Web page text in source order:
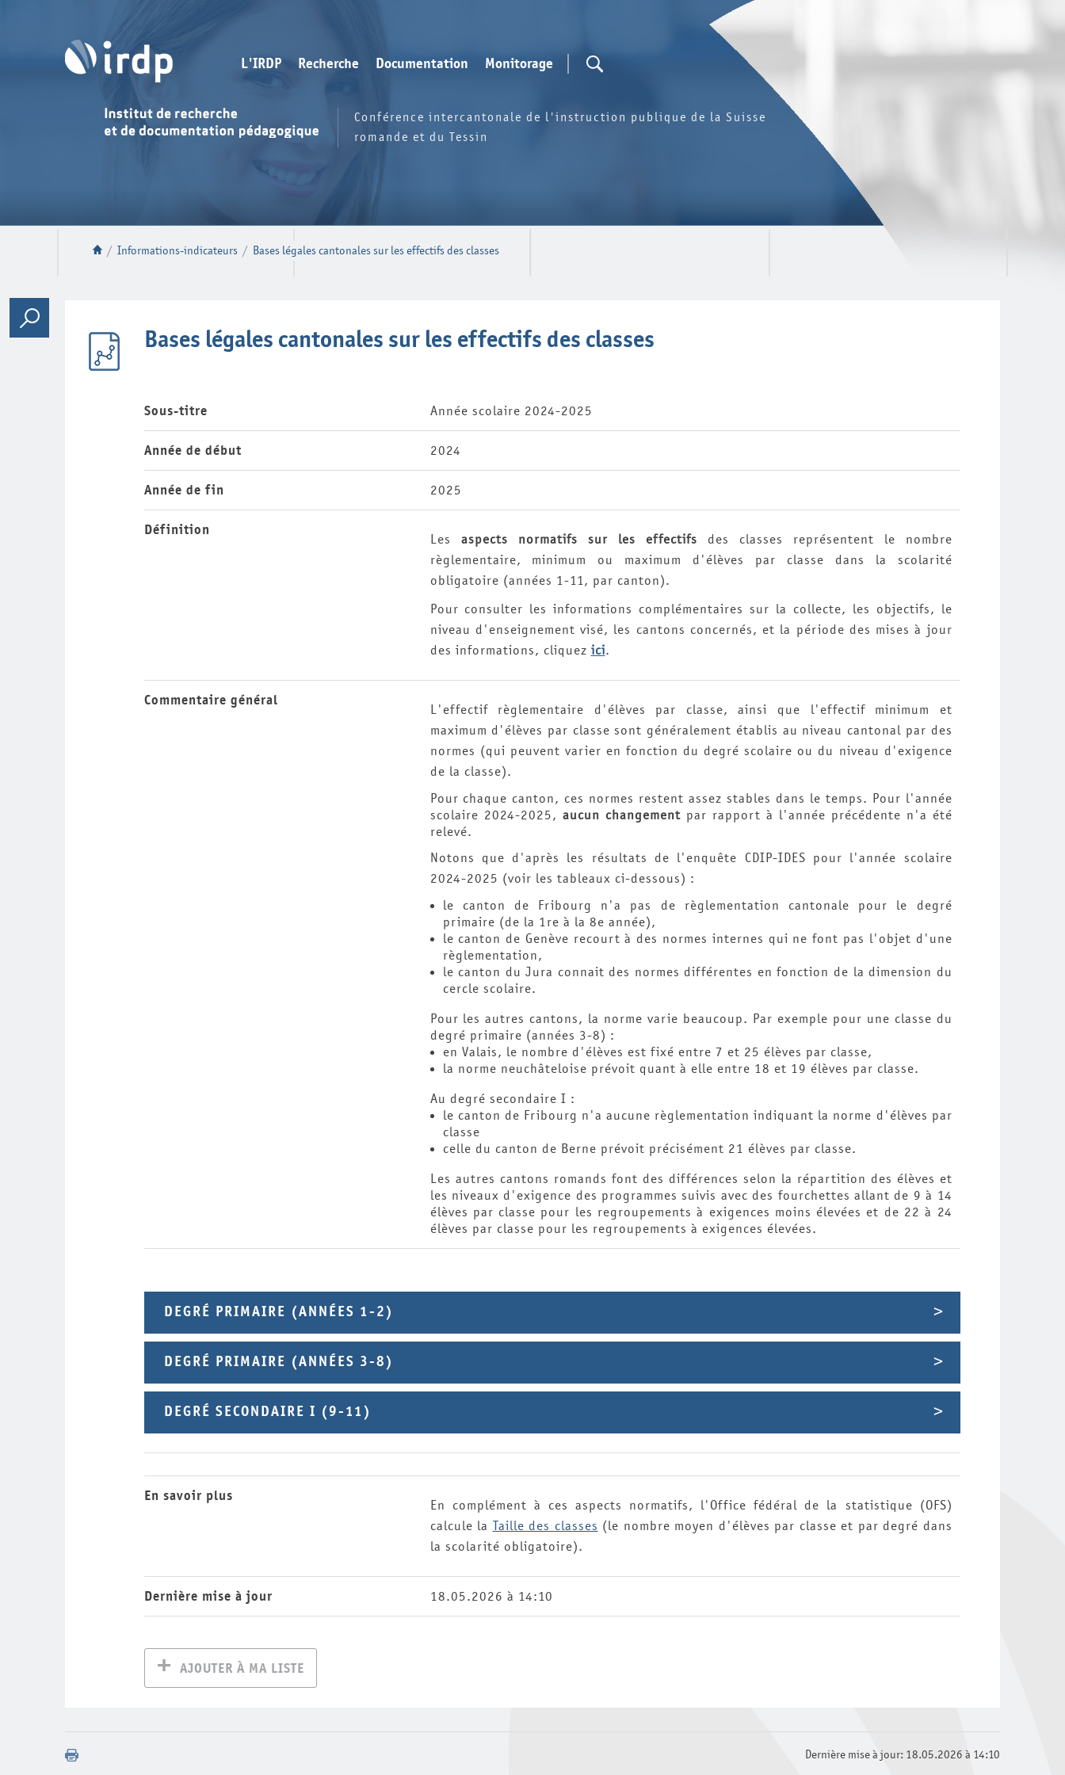
L'IRDP Recherche Documentation Monitorage
Conférence intercantonale de l'instruction publique de la Suisse
romande et du Tessin
/ Informations-indicateurs / Bases légales cantonales sur les effectifs des classes
Bases légales cantonales sur les effectifs des classes
Sous-titre Année scolaire 2024-2025
Année de début 2024
Année de fin 2025
Définition
Les aspects normatifs sur les effectifs des classes représentent le nombre
règlementaire, minimum ou maximum d'élèves par classe dans la scolarité
obligatoire (années 1-11, par canton).
Pour consulter les informations complémentaires sur la collecte, les objectifs, le
niveau d'enseignement visé, les cantons concernés, et la période des mises à jour
des informations, cliquez ici.
Commentaire général
L'effectif règlementaire d'élèves par classe, ainsi que l'effectif minimum et
maximum d'élèves par classe sont généralement établis au niveau cantonal par des
normes (qui peuvent varier en fonction du degré scolaire ou du niveau d'exigence
de la classe).
Pour chaque canton, ces normes restent assez stables dans le temps. Pour l'année
scolaire 2024-2025, aucun changementpar rapport à l'année précédente n'a été
relevé.
Notons que d'après les résultats de l'enquête CDIP-IDES pour l'année scolaire
2024-2025 (voir les tableaux ci-dessous) :
le canton de Fribourg n'a pas de règlementation cantonale pour le degré
primaire (de la 1re à la 8e année),
le canton de Genève recourt à des normes internes qui ne font pas l'objet d'une
règlementation,
le canton du Jura connait des normes différentes en fonction de la dimension du
cercle scolaire.
Pour les autres cantons, la norme varie beaucoup. Par exemple pour une classe du
degré primaire (années 3-8) :
en Valais, le nombre d'élèves est fixé entre 7 et 25 élèves par classe,
la norme neuchâteloise prévoit quant à elle entre 18 et 19 élèves par classe.
Au degré secondaire I :
le canton de Fribourg n'a aucune règlementation indiquant la norme d'élèves par
classe
celle du canton de Berne prévoit précisément 21 élèves par classe.
Les autres cantons romands font des différences selon la répartition des élèves et
les niveaux d'exigence des programmes suivis avec des fourchettes allant de 9 à 14
élèves par classe pour les regroupements à exigences moins élevées et de 22 à 24
élèves par classe pour les regroupements à exigences élevées.
DEGRÉ PRIMAIRE (ANNÉES 1-2)
DEGRÉ PRIMAIRE (ANNÉES 3-8)
DEGRÉ SECONDAIRE I (9-11)
En savoir plus
En complément à ces aspects normatifs, l'Office fédéral de la statistique (OFS)
calcule la Taille des classes (le nombre moyen d'élèves par classe et par degré dans
la scolarité obligatoire).
Dernière mise à jour 18.05.2026 à 14:10
AJOUTER À MA LISTE
Dernière mise à jour: 18.05.2026 à 14:10